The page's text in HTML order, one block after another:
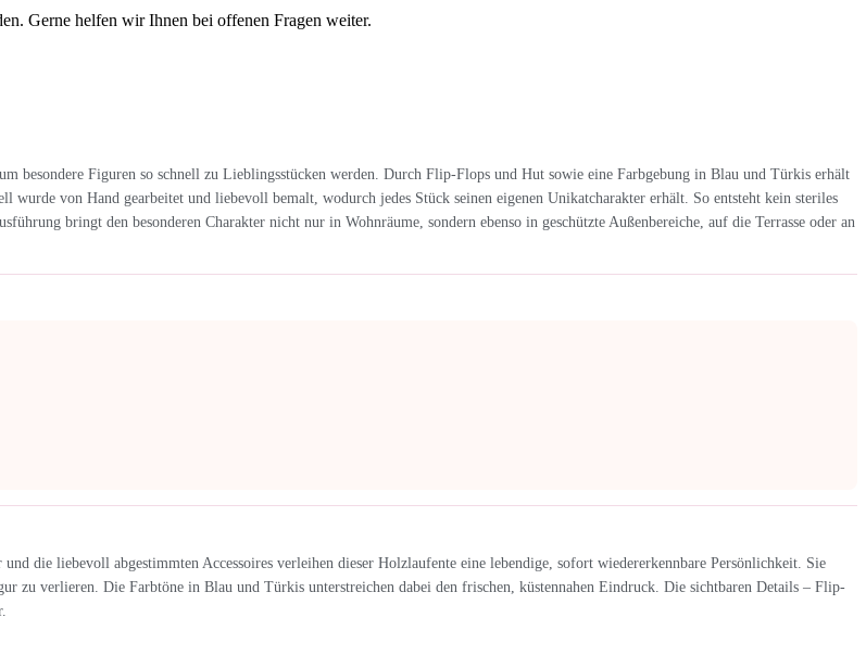
Gerne helfen wir Ihnen bei offenen Fragen weiter.
besondere Figuren so schnell zu Lieblingsstücken werden. Durch Flip-Flops und Hut sowie eine Farbgebung in Blau und Türkis erhält
von Hand gearbeitet und liebevoll bemalt, wodurch jedes Stück seinen eigenen Unikatcharakter erhält. So entsteht kein steriles
bringt den besonderen Charakter nicht nur in Wohnräume, sondern ebenso in geschützte Außenbereiche, auf die Terrasse oder an
die liebevoll abgestimmten Accessoires verleihen dieser Holzlaufente eine lebendige, sofort wiedererkennbare Persönlichkeit. Sie
verlieren. Die Farbtöne in Blau und Türkis unterstreichen dabei den frischen, küstennahen Eindruck. Die sichtbaren Details – Flip-